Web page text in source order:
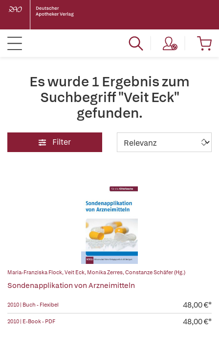
Es wurde 1 Ergebnis zum
Suchbegriff "Veit Eck"
gefunden.
Filter
Maria-Franziska Flock,Veit Eck, Monika Zerres,Constanze Schäfer (Hg.)
Sondenapplikation von Arzneimitteln
2010 | Buch - Flexibel 48,00 €*
2010 | E-Book - PDF 48,00 €*